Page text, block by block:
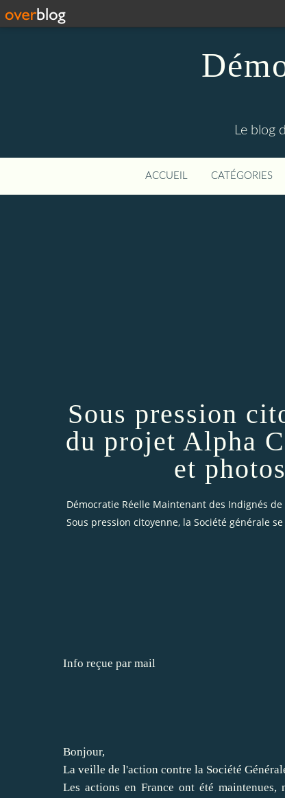
Le blog
ACCUEIL CATÉGORIES
Sous pression
du projet Alpha
et
Démocratie Réelle Maintenant des Indignés de
Sous pression citoyenne, la Société générale
Info reçue par mail
Bonjour,
La veille de l'action contre la Société
Les actions en France ont été